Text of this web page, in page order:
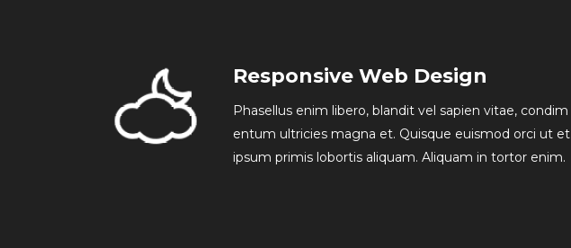
Responsive Web Design
Phasellus enim libero, blandit vel sapien vitae, condim
entum ultricies magna et. Quisque euismod orci ut et
ipsum primis lobortis aliquam. Aliquam in tortor enim.